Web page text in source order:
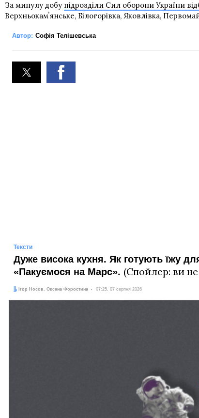
За минулу добу підрозділи Сил оборони України
Верхньокамʼянське, Білогорівка, Яковлівка,
Автор: Софія Телішевська